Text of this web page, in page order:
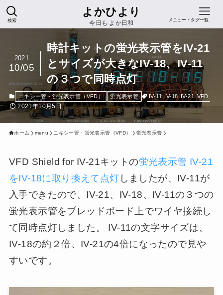
よかひより
今日も よか日和
検索 メニュー・タグ一覧
時計キットの蛍光表示管をIV-21
とサイズが大きなIV-18、IV-11
の３つで同時点灯
2021
10/05
ニキシー管・蛍光表示管（VFD） 蛍光表示管 IV-11 IV-18 IV-21 VFD
2021年10月5日
ホーム menu ニキシー管・蛍光表示管（VFD） 蛍光表示管
VFD Shield for IV-21キットの蛍光表示管 IV-21
をIV-18に取り換えて点灯 しましたが、IV-11が
入手できたので、IV-21、IV-18、IV-11の３つの
蛍光表示管をブレッドボード上でワイヤ接続し
て同時点灯しました。 IV-11の文字サイズは、
IV-18の約２倍、IV-21の4倍になったので見や
すいです。